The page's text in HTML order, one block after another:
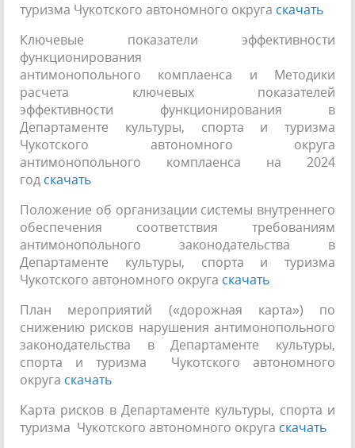
туризма Чукотского автономного округа скачать
Ключевые показатели эффективности
функционирования
антимонопольного комплаенса и Методики
расчета ключевых показателей
эффективности функционирования в
Департаменте культуры, спорта и туризма
Чукотского автономного округа
антимонопольного комплаенса на 2024
год скачать
Положение об организации системы внутреннего
обеспечения соответствия требованиям
антимонопольного законодательства в
Департаменте культуры, спорта и туризма
Чукотского автономного округа скачать
План мероприятий («дорожная карта») по
снижению рисков нарушения антимонопольного
законодательства в Департаменте культуры,
спорта и туризма Чукотского автономного
округа скачать
Карта рисков в Департаменте культуры, спорта и
туризма Чукотского автономного округа скачать